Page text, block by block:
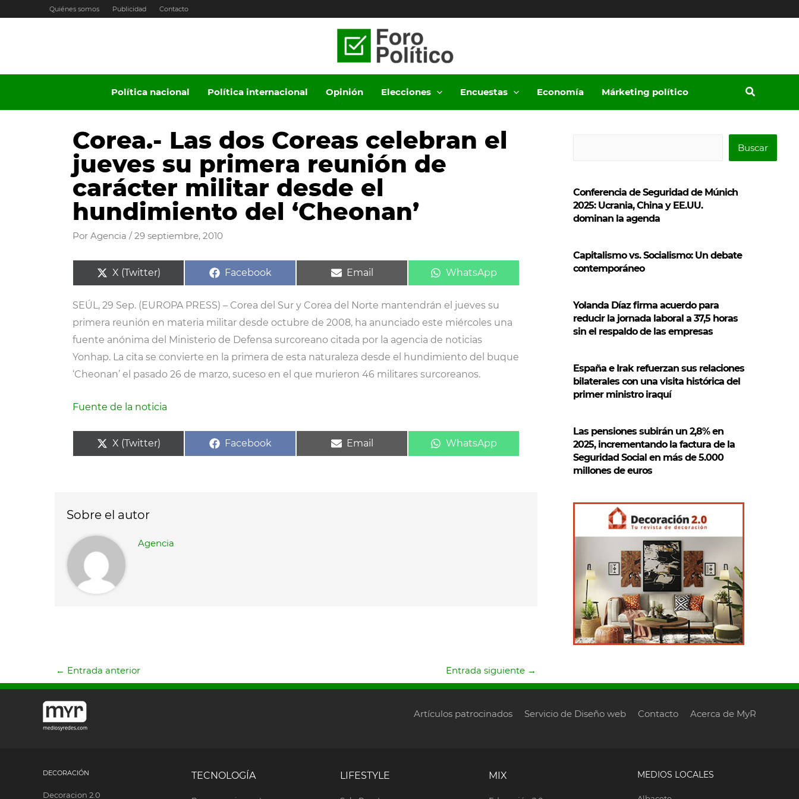
Quiénes somos Publicidad Contacto
Política nacional Política internacional Opinión Elecciones Encuestas Economía Márketing político
Corea.- Las dos Coreas celebran el
jueves su primera reunión de
carácter militar desde el
hundimiento del ‘Cheonan’
Por Agencia /29 septiembre, 2010
Compartir
en
X (Twitter)
Compartir
Facebook
Compartir
Email
Compartir
WhatsApp
SEÚL, 29 Sep. (EUROPA PRESS) – Corea del Sur y Corea del Norte mantendrán el jueves su
primera reunión en materia militar desde octubre de 2008, ha anunciado este miércoles una
fuente anónima del Ministerio de Defensa surcoreano citada por la agencia de noticias
Yonhap. La cita se convierte en la primera de esta naturaleza desde el hundimiento del buque
‘Cheonan’ el pasado 26 de marzo, suceso en el que murieron 46 militares surcoreanos.
Fuente de la noticia
Compartir
X (Twitter)
Compartir
Facebook
Compartir
Email
Compartir
WhatsApp
Sobre el autor
Agencia
← Entrada anterior Entrada siguiente →
c
a
Buscar
Conferencia de Seguridad de Múnich
2025: Ucrania, China y EE.UU.
dominan la agenda
Capitalismo vs. Socialismo: Un debate
contemporáneo
Yolanda Díaz firma acuerdo para
reducir la jornada laboral a 37,5 horas
sin el respaldo de las empresas
España e Irak refuerzan sus relaciones
bilaterales con una visita histórica del
primer ministro iraquí
Las pensiones subirán un 2,8% en
2025, incrementando la factura de la
Seguridad Social en más de 5.000
millones de euros
Artículos patrocinados Servicio de Diseño web Contacto Acerca de MyR
DECORACIÓN
Decoracion 2.0
TECNOLOGÍA LIFESTYLE MIX MEDIOS LOCALES